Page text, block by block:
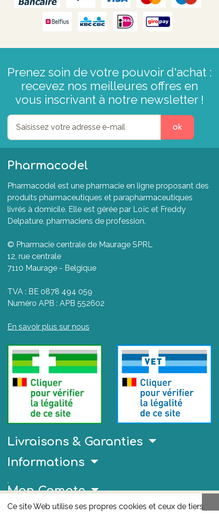
Prenez soin de votre pouvoir d'achat :
recevez nos meilleures offres en
vous inscrivant à notre newsletter !
ok
Pharmacodel
Pharmacodel est une pharmacie en ligne proposant des
produits pharmaceutiques et parapharmaceutiques
livrés à domicile. Elle est gérée par Loïc et Freddy
Delpature, pharmaciens de profession.
© Pharmacie centrale de Maurage SPRL
12, rue centrale
7110 Maurage - Belgique
TVA : BE 0878 494 059
Numéro APB : APB 552602
En savoir plus sur nous
Livraisons & Garanties
Ce site Web utilise ses propres cookies et ceux de tiers
Informations
.
Mon Compte
Liens Utiles